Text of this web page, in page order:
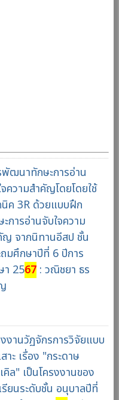
พัฒนาทักษะการอ่าน
ความสำคัญโดยโดยใช้
นิค 3R ด้วยแบบฝึก
ะการอ่านจับใจความ
ญ จากนิทานอีสป ชั้น
ถมศึกษาปีที่ 6 ปีการ
า 2567: วณิชยา ธร
งานวัฏจักรการวิจัยแบบ
าะ เรื่อง "กระดาษ
คิล" เป็นโครงงานของ
รียนระดับชั้น อนุบาลปีที่